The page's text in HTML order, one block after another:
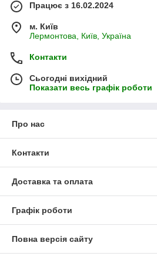
Працює з 16.02.2024
м. Київ
Лермонтова, Київ, Україна
Контакти
Сьогодні вихідний
Показати весь графік роботи
Про нас
Контакти
Доставка та оплата
Графік роботи
Повна версія сайту